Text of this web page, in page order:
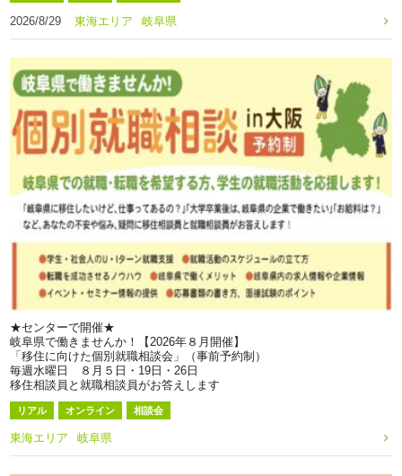
2026/8/29 東海エリア 岐阜県
★センターで開催★
岐阜県で働きませんか！【2026年８月開催】
「移住に向けた個別就職相談会」（事前予約制）
毎週水曜日 ８月５日・19日・26日
移住相談員と就職相談員がお答えします
リアル オンライン 相談会
東海エリア 岐阜県